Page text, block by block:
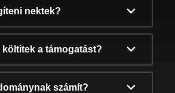
nektek?
a támogatást?
számít?